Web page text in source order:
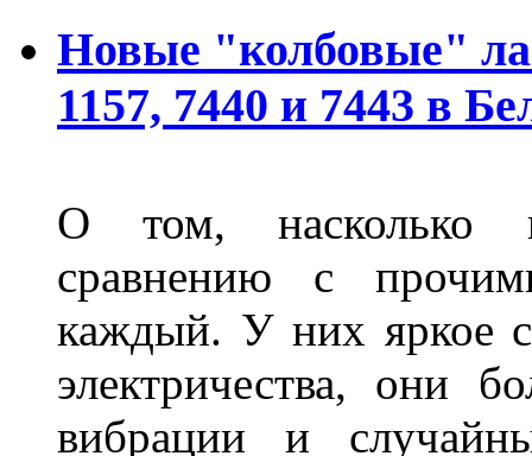
Новые "колбовые"
1157, 7440 и 7443 в
О том, насколько
сравнению с
каждый. У них яркое
электричества, они
вибрации и